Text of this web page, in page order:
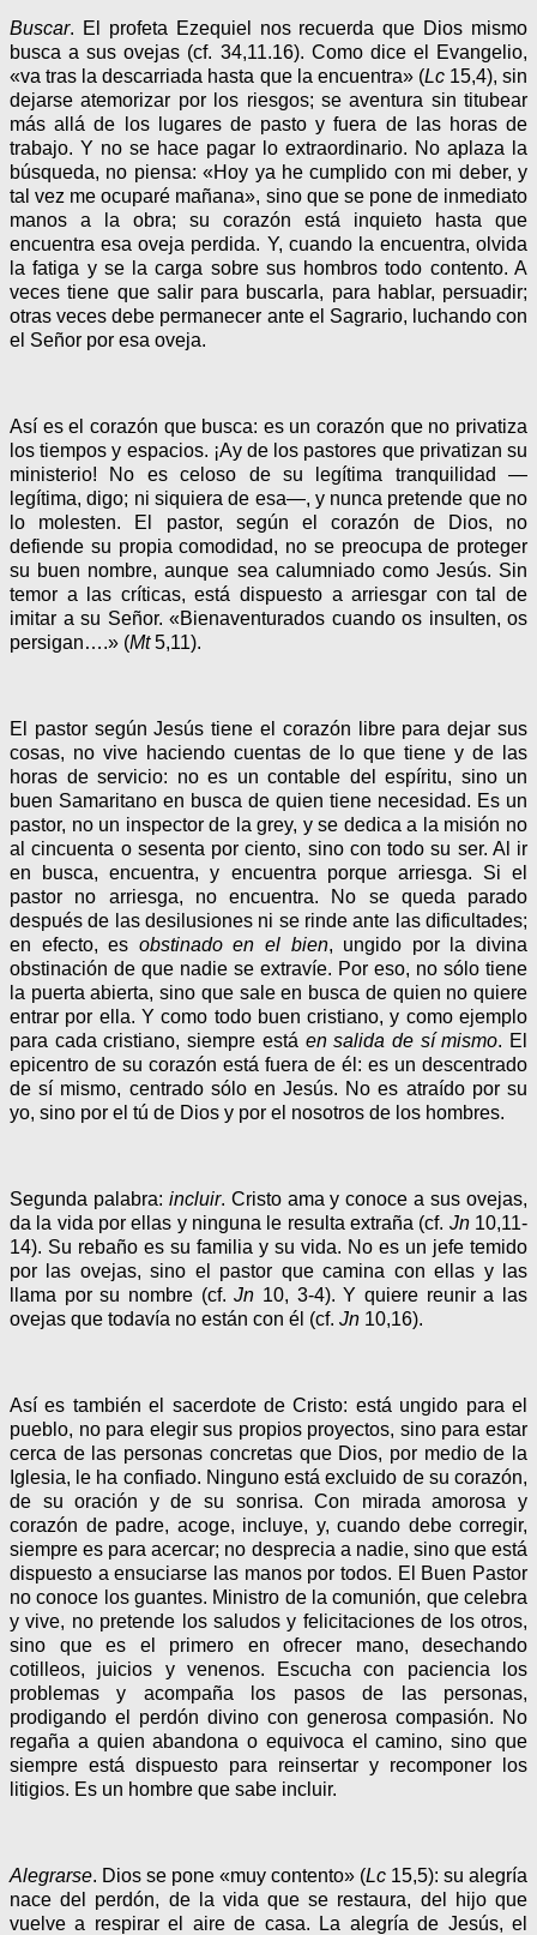
Buscar. El profeta Ezequiel nos recuerda que Dios mismo
busca a sus ovejas (cf. 34,11.16). Como dice el Evangelio,
«va tras la descarriada hasta que la encuentra» (Lc15,4), sin
dejarse atemorizar por los riesgos; se aventura sin titubear
más allá de los lugares de pasto y fuera de las horas de
trabajo. Y no se hace pagar lo extraordinario. No aplaza la
búsqueda, no piensa: «Hoy ya he cumplido con mi deber, y
tal vez me ocuparé mañana», sino que se pone de inmediato
manos a la obra; su corazón está inquieto hasta que
encuentra esa oveja perdida. Y, cuando la encuentra, olvida
la fatiga y se la carga sobre sus hombros todo contento. A
veces tiene que salir para buscarla, para hablar, persuadir;
otras veces debe permanecer ante el Sagrario, luchando con
el Señor por esa oveja.
Así es el corazón que busca: es un corazón que no privatiza
los tiempos y espacios. ¡Ay de los pastores que privatizan su
ministerio! No es celoso de su legítima tranquilidad —
legítima, digo; ni siquiera de esa—, y nunca pretende que no
lo molesten. El pastor, según el corazón de Dios, no
defiende su propia comodidad, no se preocupa de proteger
su buen nombre, aunque sea calumniado como Jesús. Sin
temor a las críticas, está dispuesto a arriesgar con tal de
imitar a su Señor. «Bienaventurados cuando os insulten, os
persigan….» (Mt5,11).
El pastor según Jesús tiene el corazón libre para dejar sus
cosas, no vive haciendo cuentas de lo que tiene y de las
horas de servicio: no es un contable del espíritu, sino un
buen Samaritano en busca de quien tiene necesidad. Es un
pastor, no un inspector de la grey, y se dedica a la misión no
al cincuenta o sesenta por ciento, sino con todo su ser. Al ir
en busca, encuentra, y encuentra porque arriesga. Si el
pastor no arriesga, no encuentra. No se queda parado
después de las desilusiones ni se rinde ante las dificultades;
en efecto, es obstinado en el bien, ungido por la divina
obstinación de que nadie se extravíe. Por eso, no sólo tiene
la puerta abierta, sino que sale en busca de quien no quiere
entrar por ella. Y como todo buen cristiano, y como ejemplo
para cada cristiano, siempre está en salida de sí mismo. El
epicentro de su corazón está fuera de él: es un descentrado
de sí mismo, centrado sólo en Jesús. No es atraído por su
yo, sino por el tú de Dios y por el nosotros de los hombres.
Segunda palabra: incluir. Cristo ama y conoce a sus ovejas,
da la vida por ellas y ninguna le resulta extraña (cf. Jn10,11-
14). Su rebaño es su familia y su vida. No es un jefe temido
por las ovejas, sino el pastor que camina con ellas y las
llama por su nombre (cf.Jn 10, 3-4). Y quiere reunir a las
ovejas que todavía no están con él (cf. Jn 10,16).
Así es también el sacerdote de Cristo: está ungido para el
pueblo, no para elegir sus propios proyectos, sino para estar
cerca de las personas concretas que Dios, por medio de la
Iglesia, le ha confiado. Ninguno está excluido de su corazón,
de su oración y de su sonrisa. Con mirada amorosa y
corazón de padre, acoge, incluye, y, cuando debe corregir,
siempre es para acercar; no desprecia a nadie, sino que está
dispuesto a ensuciarse las manos por todos. El Buen Pastor
no conoce los guantes. Ministro de la comunión, que celebra
y vive, no pretende los saludos y felicitaciones de los otros,
sino que es el primero en ofrecer mano, desechando
cotilleos, juicios y venenos. Escucha con paciencia los
problemas y acompaña los pasos de las personas,
prodigando el perdón divino con generosa compasión. No
regaña a quien abandona o equivoca el camino, sino que
siempre está dispuesto para reinsertar y recomponer los
litigios. Es un hombre que sabe incluir.
Alegrarse. Dios se pone «muy contento» (Lc 15,5): su alegría
nace del perdón, de la vida que se restaura, del hijo que
vuelve a respirar el aire de casa. La alegría de Jesús, el